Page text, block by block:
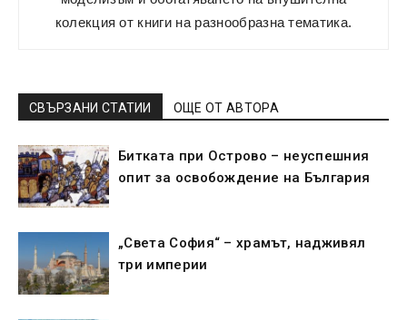
колекция от книги на разнообразна тематика.
СВЪРЗАНИ СТАТИИ ОЩЕ ОТ АВТОРА
Битката при Острово – неуспешния
опит за освобождение на България
„Света София“ – храмът, надживял
три империи